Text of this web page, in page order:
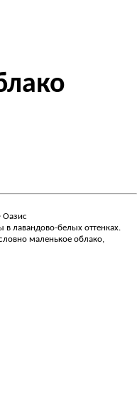
Оазис
лавандово-белых оттенках.
маленькое облако,